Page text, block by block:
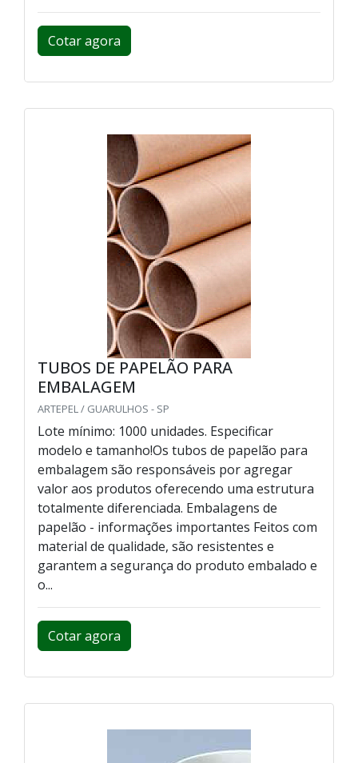
Cotar agora
TUBOS DE PAPELÃO PARA
EMBALAGEM
ARTEPEL / GUARULHOS - SP
Lote mínimo: 1000 unidades. Especificar
modelo e tamanho!Os tubos de papelão para
embalagem são responsáveis por agregar
valor aos produtos oferecendo uma estrutura
totalmente diferenciada. Embalagens de
papelão - informações importantes Feitos com
material de qualidade, são resistentes e
garantem a segurança do produto embalado e
o...
Cotar agora